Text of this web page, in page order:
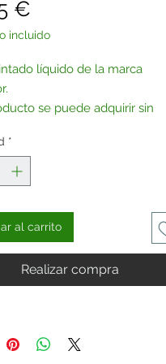
€
incluido
líquido de la marca
se puede adquirir sin
*
al carrito
Realizar compra